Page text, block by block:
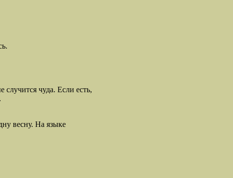
чуда. Если есть,
весну. На языке